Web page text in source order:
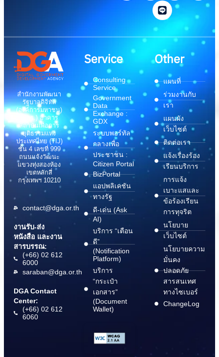
สำนักงานพัฒนา
รัฐบาลดิจิทัล
(องค์การมหาชน)
(สพร.) อาคาร
สถาบันเพื่อการ
ยุติธรรมแห่ง
ประเทศไทย (TIJ)
ชั้น 4 เลขที่ 999
ถนนแจ้งวัฒนะ
แขวงทุ่งสองห้อง
เขตหลักสี่
กรุงเทพฯ 10210
contact@dga.or.th
งานรับ-ส่ง
หนังสือ และงาน
สารบรรณ:
(+66) 02 612
6000
saraban@dga.or.th
DGA Contact
Center:
(+66) 02 612
6060
Service
Consulting
Service
Government
Data
Exchange :
GDX
ระบบพอร์ทัล
กลางเพื่อ
ประชาชน :
Citizen Portal
BizPortal
แอปพลิเคชัน
ทางรัฐ
ดี-เด่น (Ask
AI)
บริการ “เตือน
ดี”
(Notification
Platform)
บริการ
“กระเป๋า
เอกสาร”
(Document
Wallet)
Other
แผนที่
ร่วมงานกับ
เรา
แผนผัง
เว็บไซต์
ติดต่อเรา
แจ้งเรื่องร้อง
เรียนบริการ
การแจ้ง
เบาะแสและ
ข้อร้องเรียน
การทุจริต
นโยบาย
เว็บไซต์
นโยบายความ
มั่นคง
ปลอดภัย
สารสนเทศ
ทางไซเบอร์
ChangeLog